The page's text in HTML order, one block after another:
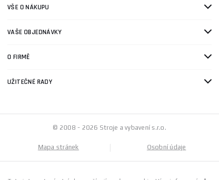
VŠE O NÁKUPU
VAŠE OBJEDNÁVKY
O FIRMĚ
UŽITEČNÉ RADY
© 2008 - 2026 Stroje a vybavení s.r.o.
Mapa stránek Osobní údaje